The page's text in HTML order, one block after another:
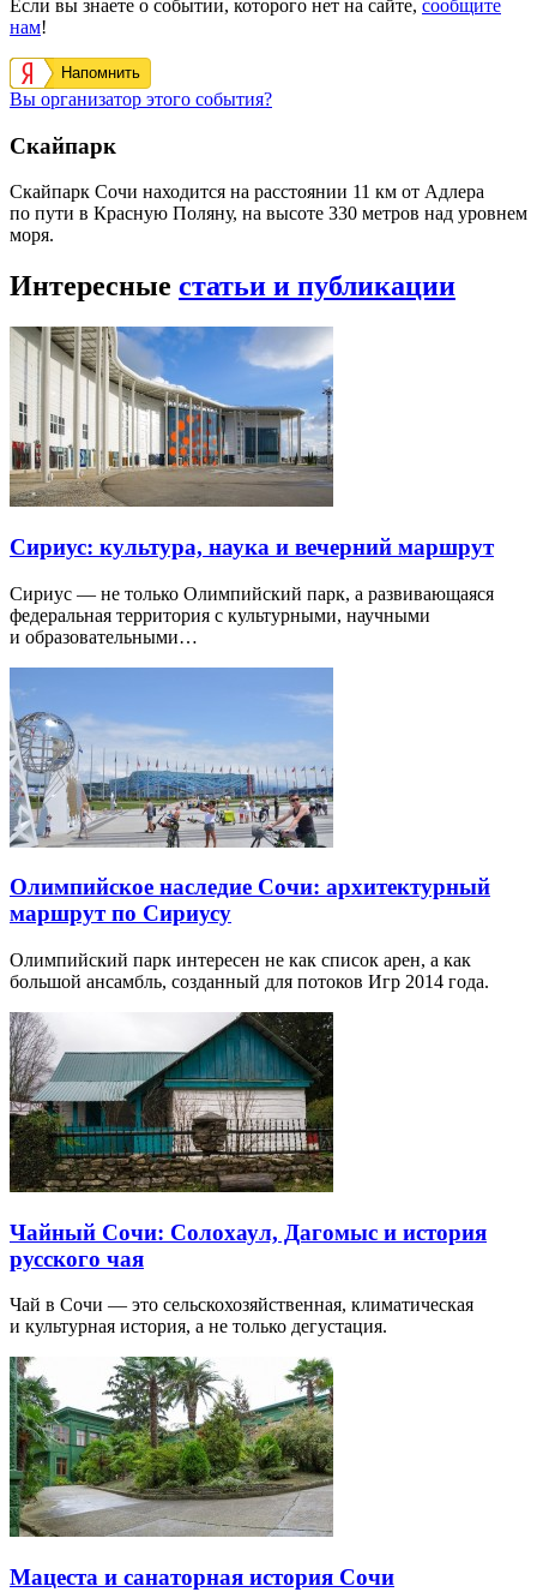
Если вы знаете о событии, которого нет на сайте, сообщите
нам!
Напомнить
Вы организатор этого события?
Скайпарк
Скайпарк Сочи находится на расстоянии 11 км от Адлера
по пути в Красную Поляну, на высоте 330 метров над уровнем
моря.
Интересные статьи и публикации
Сириус: культура, наука и вечерний маршрут
Сириус — не только Олимпийский парк, а развивающаяся
федеральная территория с культурными, научными
и образовательными…
Олимпийское наследие Сочи: архитектурный
маршрут по Сириусу
Олимпийский парк интересен не как список арен, а как
большой ансамбль, созданный для потоков Игр 2014 года.
Чайный Сочи: Солохаул, Дагомыс и история
русского чая
Чай в Сочи — это сельскохозяйственная, климатическая
и культурная история, а не только дегустация.
Мацеста и санаторная история Сочи